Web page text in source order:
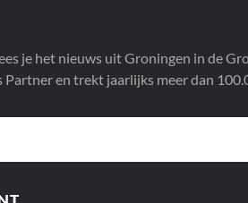
je het nieuws uit Groningen in de
Partner en trekt jaarlijks meer dan